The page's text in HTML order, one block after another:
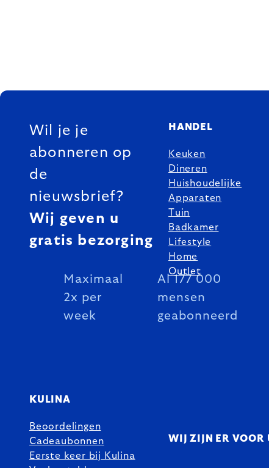
FOOTER
Wil je je
abonneren op
de
nieuwsbrief?
Wij geven u
gratis bezorging
Maximaal
2x per
week
Al 177 000
mensen
geabonneerd
HANDEL
Keuken
Dineren
Huishoudelijke
Apparaten
Tuin
Badkamer
Lifestyle
Home
Outlet
KULINA
Beoordelingen
Cadeaubonnen
Eerste keer bij Kulina
WIJ ZIJN ER VOOR